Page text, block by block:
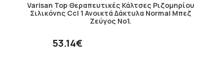
Varisan Top Θεραπευτικές Κάλτσες Ριζομηρίου
Σιλικόνης Ccl 1 Ανοικτά Δάκτυλα Normal Μπεζ
Ζεύγος No1.
53.14€